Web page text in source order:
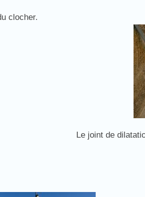
clocher.
Le joint de